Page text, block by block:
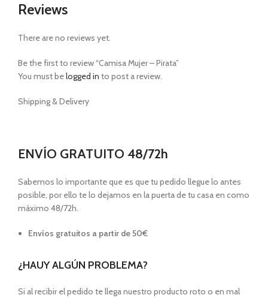
Reviews
There are no reviews yet.
Be the first to review “Camisa Mujer – Pirata”
You must belogged in to post a review.
Shipping & Delivery
ENVÍO GRATUITO 48/72h
Sabemos lo importante que es que tu pedido llegue lo antes
posible, por ello te lo dejamos en la puerta de tu casa en como
máximo 48/72h.
Envíos gratuitos a partir de 50€
¿HAUY ALGÚN PROBLEMA?
Si al recibir el pedido te llega nuestro producto roto o en mal